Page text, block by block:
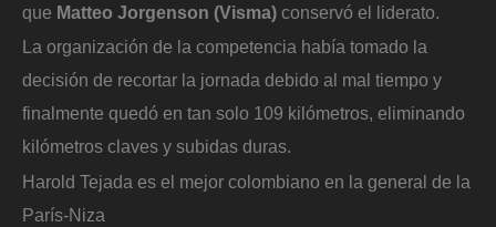
que Matteo Jorgenson (Visma) conservó el liderato.
La organización de la competencia había tomado la
decisión de recortar la jornada debido al mal tiempo y
finalmente quedó en tan solo 109 kilómetros, eliminando
kilómetros claves y subidas duras.
Harold Tejada es el mejor colombiano en la general de la
París-Niza